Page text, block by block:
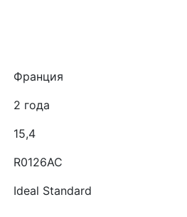
Франция
2 года
15,4
R0126AC
Ideal Standard